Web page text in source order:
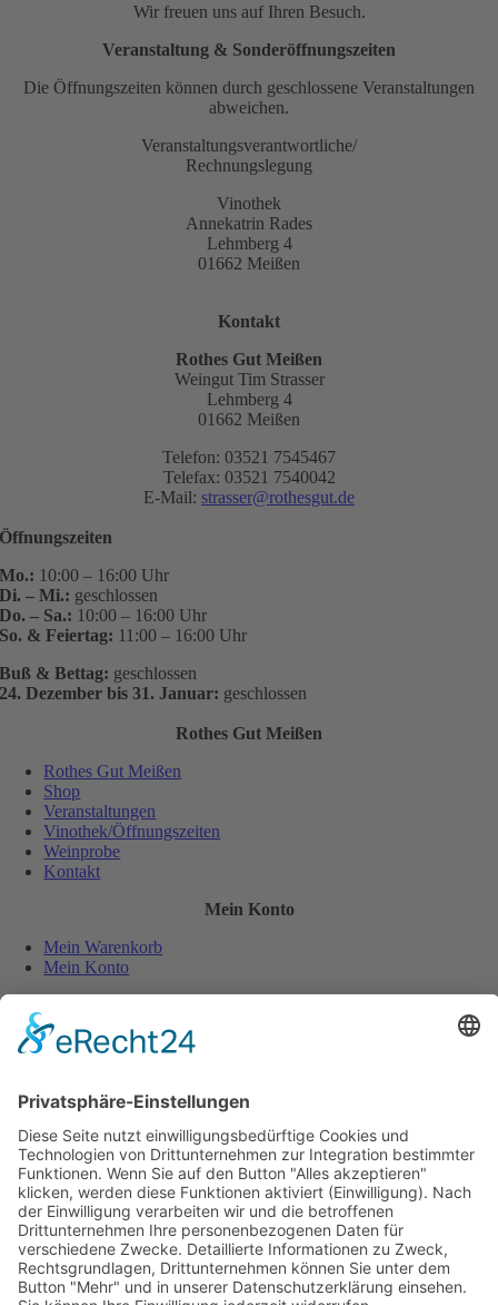
Wir freuen uns auf Ihren Besuch.
Veranstaltung & Sonderöffnungszeiten
Die Öffnungszeiten können durch geschlossene Veranstaltungen
abweichen.
Veranstaltungsverantwortliche/
Rechnungslegung
Vinothek
Annekatrin Rades
Lehmberg 4
01662 Meißen
Kontakt
Rothes Gut Meißen
Weingut Tim Strasser
Lehmberg 4
01662 Meißen
Telefon: 03521 7545467
Telefax: 03521 7540042
E-Mail: strasser@rothesgut.de
Öffnungszeiten
Mo.: 10:00 – 16:00 Uhr
Di. – Mi.: geschlossen
Do. – Sa.: 10:00 – 16:00 Uhr
So. & Feiertag: 11:00 – 16:00 Uhr
Buß & Bettag: geschlossen
24. Dezember bis 31. Januar: geschlossen
Rothes Gut Meißen
Rothes Gut Meißen
Shop
Veranstaltungen
Vinothek/Öffnungszeiten
Weinprobe
Kontakt
Mein Konto
Mein Warenkorb
Mein Konto
Wiederverkäufer
Wein Exposé
Folgen Sie uns auch auf:
Jugendschutz
Zahlungsarten
Lieferung und Versandkosten
Vertrag widerrufen
Widerrufsbelehrung